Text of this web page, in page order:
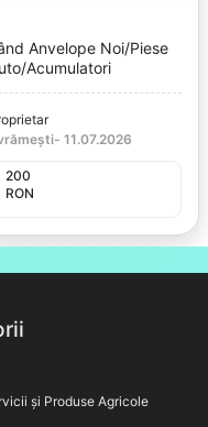
Anvelope Noi/piese
acumulatori
- 11.07.2026
200
RON
și Produse Agricole